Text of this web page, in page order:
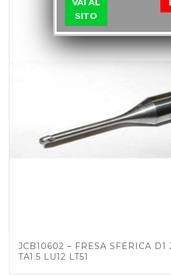
JCB10602 – FRESA SFERICA D1
TA1.5 LU12 LT51
VAI AL
SITO